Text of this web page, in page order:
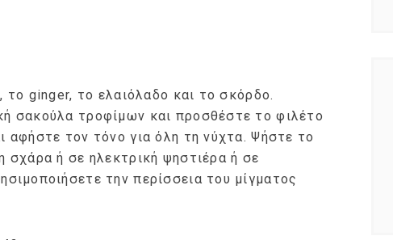
το ginger, το ελαιόλαδο και το σκόρδο.
σακούλα τροφίμων και προσθέστε το φιλέτο
αφήστε τον τόνο για όλη τη νύχτα. Ψήστε το
σχάρα ή σε ηλεκτρική ψηστιέρα ή σε
την περίσσεια του μίγματος